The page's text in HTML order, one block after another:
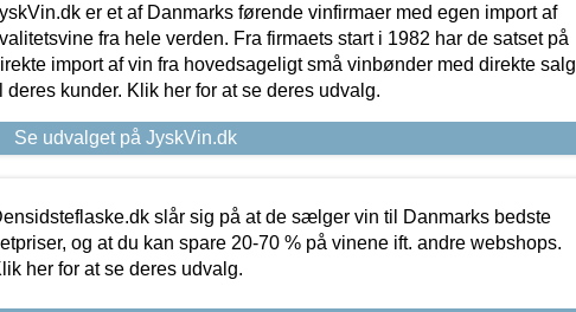
er et af Danmarks førende vinfirmaer med egen import af
fra hele verden. Fra firmaets start i 1982 har de satset på
import af vin fra hovedsageligt små vinbønder med direkte salg
deres kunder. Klik her for at se deres udvalg.
Se udvalget på JyskVin.dk
slår sig på at de sælger vin til Danmarks bedste
og at du kan spare 20-70 % på vinene ift. andre webshops.
her for at se deres udvalg.